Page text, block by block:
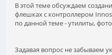
В этой теме обсуждаем
флешках с контроллером
по данной теме - утилиты,
Задавая вопрос не забываем